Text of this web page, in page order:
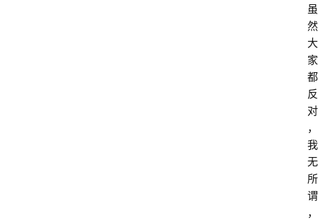
虽
然
大
家
都
反
对
，
我
无
所
谓
，